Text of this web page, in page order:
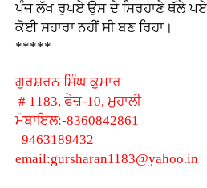
ਪੰਜ ਲੱਖ ਰੁਪਏ ਉਸ ਦੇ ਸਿਰਹਾਣੇ ਥੱਲੇ
ਕੋਈ ਸਹਾਰਾ ਨਹੀਂ ਸੀ ਬਣ ਰਿਹਾ।
*****
ਗੁਰਸ਼ਰਨ ਸਿੰਘ ਕੁਮਾਰ
# 1183, ਫੇਜ਼-10, ਮੁਹਾਲੀ
ਮੋਬਾਇਲ:-8360842861
9463189432
email:gursharan1183@yahoo.in